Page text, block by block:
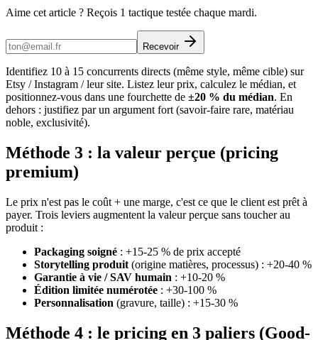
Aime cet article ? Reçois 1 tactique testée chaque mardi.
Recevoir
Identifiez 10 à 15 concurrents directs (même style, même cible) sur
Etsy / Instagram / leur site. Listez leur prix, calculez le médian, et
positionnez-vous dans une fourchette de ±20 % du médian. En
dehors : justifiez par un argument fort (savoir-faire rare, matériau
noble, exclusivité).
Méthode 3 : la valeur perçue (pricing
premium)
Le prix n'est pas le coût + une marge, c'est ce que le client est prêt à
payer. Trois leviers augmentent la valeur perçue sans toucher au
produit :
Packaging soigné : +15-25 % de prix accepté
Storytelling produit (origine matières, processus) : +20-40 %
Garantie à vie / SAV humain : +10-20 %
Édition limitée numérotée : +30-100 %
Personnalisation (gravure, taille) : +15-30 %
Méthode 4 : le pricing en 3 paliers (Good-